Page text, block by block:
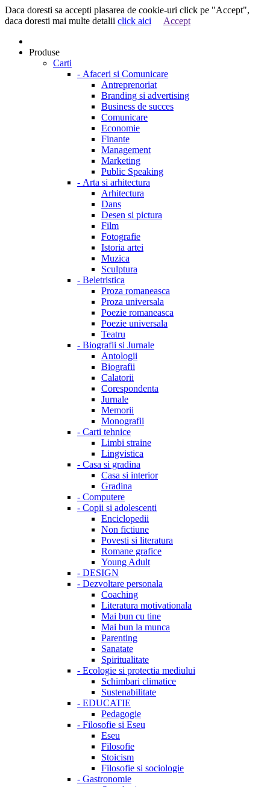
Daca doresti sa accepti plasarea de cookie-uri click pe "Accept",
daca doresti mai multe detalii click aici Accept
Produse
Carti
- Afaceri si Comunicare
Antreprenoriat
Branding si advertising
Business de succes
Comunicare
Economie
Finante
Management
Marketing
Public Speaking
- Arta si arhitectura
Arhitectura
Dans
Desen si pictura
Film
Fotografie
Istoria artei
Muzica
Sculptura
- Beletristica
Proza romaneasca
Proza universala
Poezie romaneasca
Poezie universala
Teatru
- Biografii si Jurnale
Antologii
Biografii
Calatorii
Corespondenta
Jurnale
Memorii
Monografii
- Carti tehnice
Limbi straine
Lingvistica
- Casa si gradina
Casa si interior
Gradina
- Computere
- Copii si adolescenti
Enciclopedii
Non fictiune
Povesti si literatura
Romane grafice
Young Adult
- DESIGN
- Dezvoltare personala
Coaching
Literatura motivationala
Mai bun cu tine
Mai bun la munca
Parenting
Sanatate
Spiritualitate
- Ecologie si protectia mediului
Schimbari climatice
Sustenabilitate
- EDUCATIE
Pedagogie
- Filosofie si Eseu
Eseu
Filosofie
Stoicism
Filosofie si sociologie
- Gastronomie